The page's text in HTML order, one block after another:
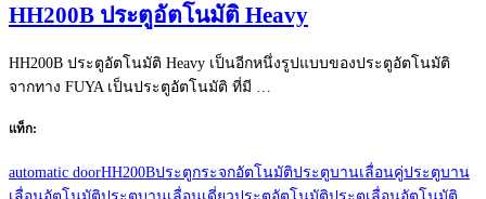
HH200B ประตูอัตโนมัติ Heavy
HH200B ประตูอัตโนมัติ Heavy เป็นอีกหนึ่งรูปแบบของประตูอัตโนมัติ
จากทาง FUYA เป็นประตูอัตโนมัติ ที่มี …
แท็ก:
automatic doorHH200Bประตูกระจกอัตโนมัติประตูบานเลื่อนคู่ประตูบาน